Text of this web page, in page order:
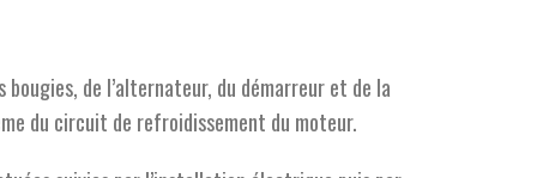
de l’alternateur, du démarreur et de la
du circuit de refroidissement du moteur.